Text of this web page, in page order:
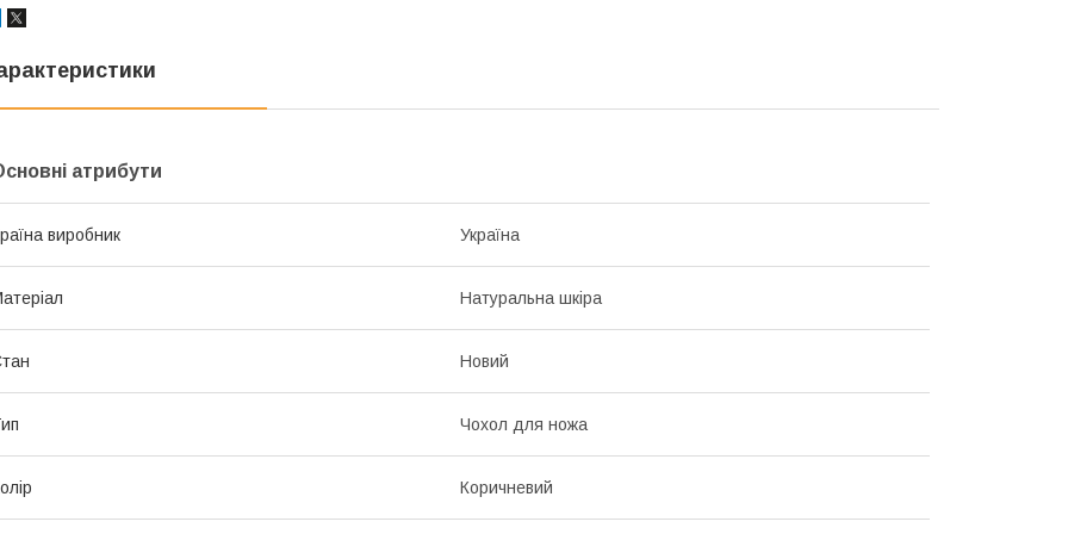
атрибути
виробник Україна
Натуральна шкіра
Новий
Чохол для ножа
Коричневий